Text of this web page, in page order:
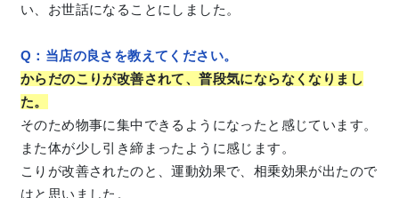
い、お世話になることにしました。
Q：当店の良さを教えてください。
からだのこりが改善されて、普段気にならなくなりまし
た。
そのため物事に集中できるようになったと感じています。
また体が少し引き締まったように感じます。
こりが改善されたのと、運動効果で、相乗効果が出たので
はと思いました。